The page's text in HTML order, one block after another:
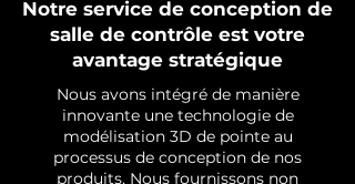
Notre service de conception de
salle de contrôle est votre
avantage stratégique
Nous avons intégré de manière
innovante une technologie de
modélisation 3D de pointe au
processus de conception de nos
produits. Nous fournissons non